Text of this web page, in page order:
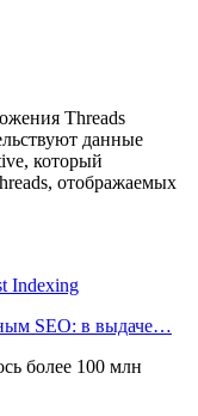
Threads
данные
который
отображаемых
Indexing
SEO: в выдаче…